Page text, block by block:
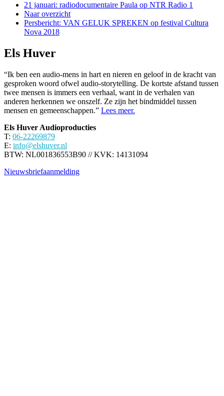
21 januari: radiodocumentaire Paula op NTR Radio 1
Naar overzicht
Persbericht: VAN GELUK SPREKEN op festival Cultura
Nova 2018
Els Huver
“Ik ben een audio-mens in hart en nieren en geloof in de kracht van
gesproken woord ofwel audio-storytelling. De kortste afstand tussen
twee mensen is immers een verhaal, want in de verhalen van
anderen herkennen we onszelf. Ze zijn het bindmiddel tussen
mensen en gemeenschappen.” Lees meer.
Els Huver Audioproducties
T: 06-22269879
E: info@elshuver.nl
BTW: NL001836553B90 // KVK: 14131094
Nieuwsbriefaanmelding